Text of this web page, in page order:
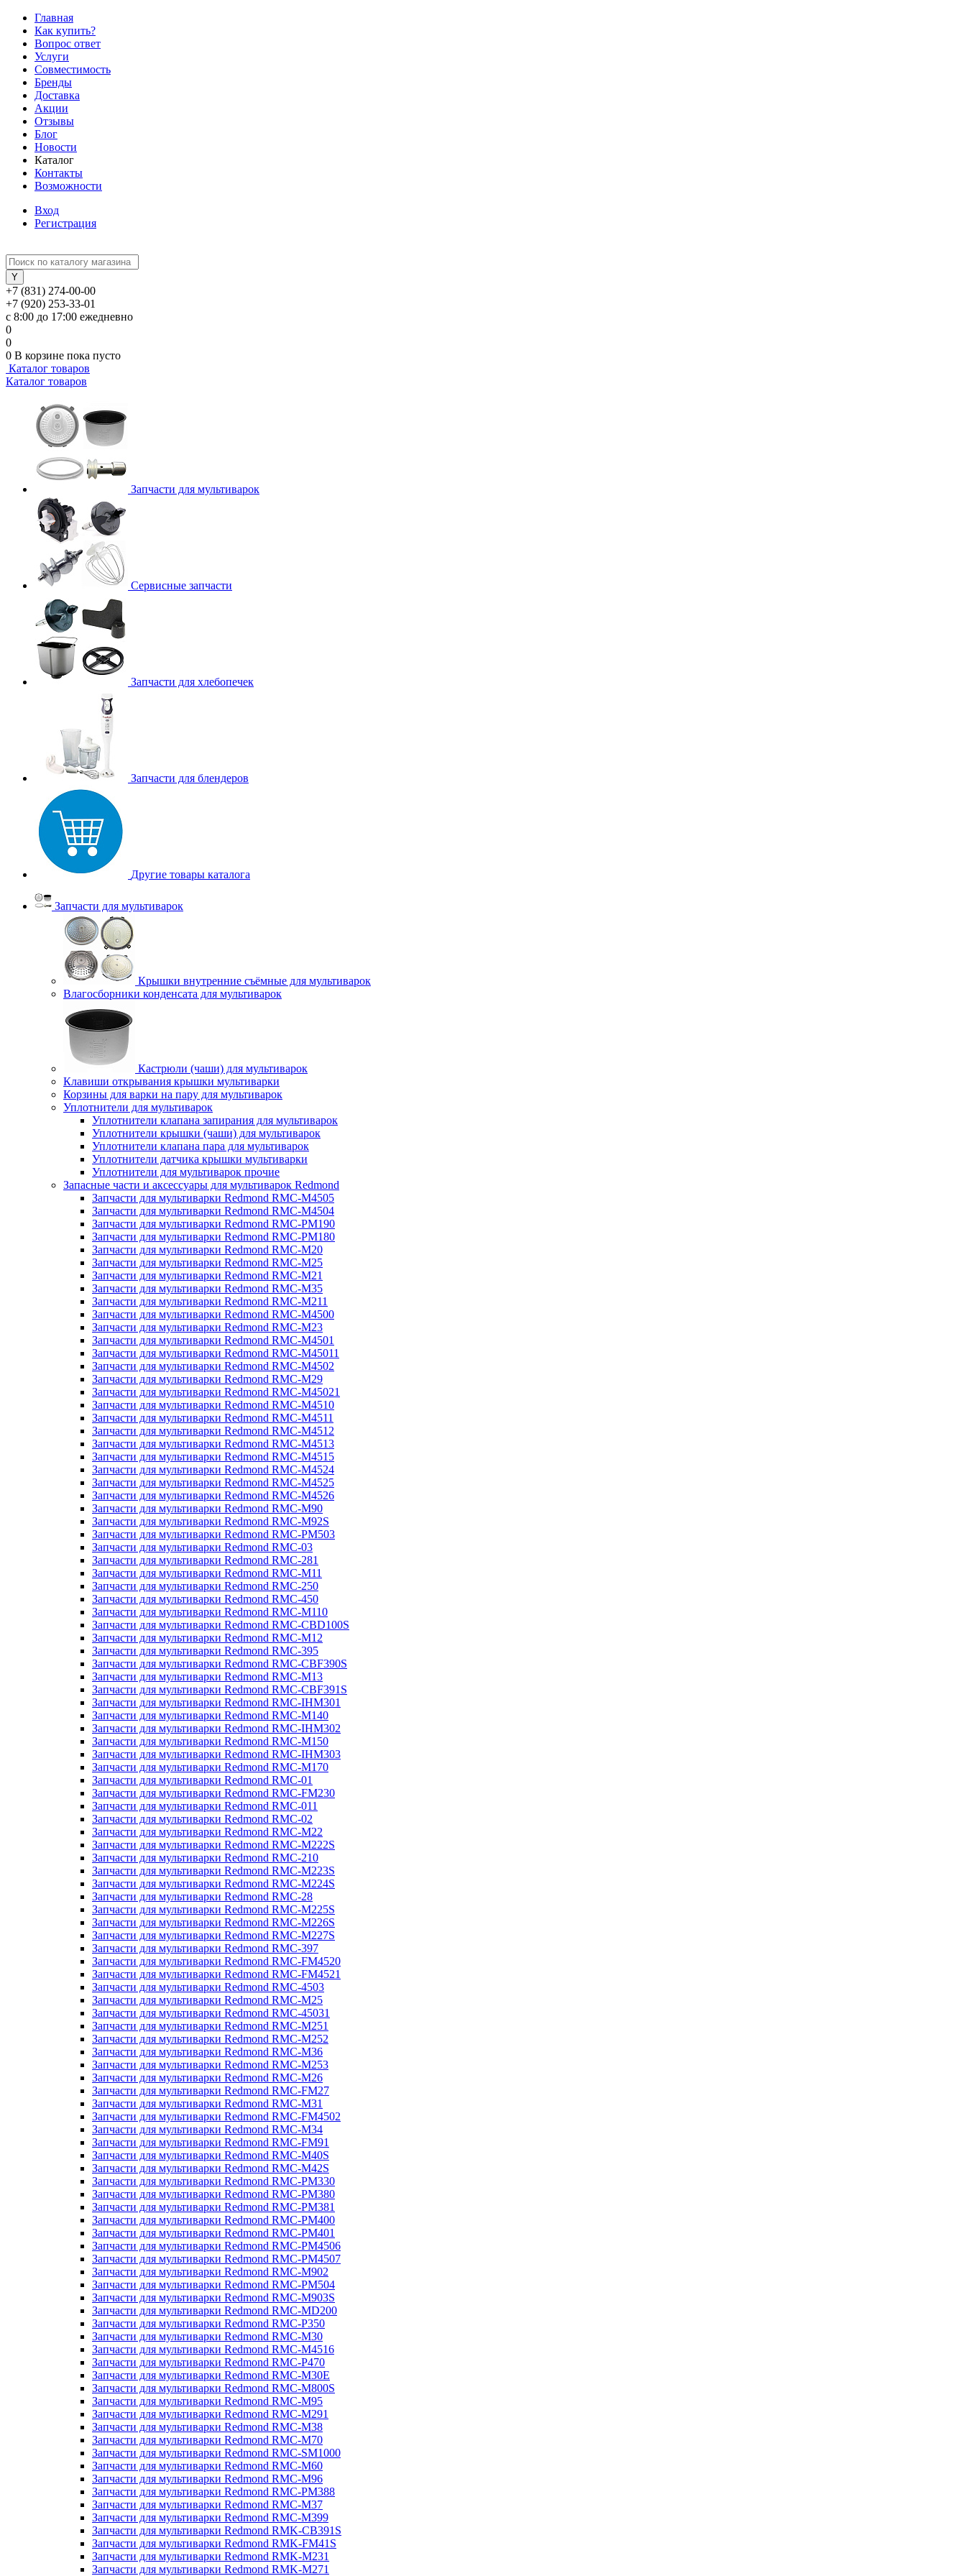
Главная
Как купить?
Вопрос ответ
Услуги
Совместимость
Бренды
Доставка
Акции
Отзывы
Блог
Новости
Каталог
Контакты
Возможности
Вход
Регистрация
+7 (831) 274-00-00
+7 (920) 253-33-01
с 8:00 до 17:00 ежедневно
0
0
0 В корзине пока пусто
Каталог товаров
Каталог товаров
Запчасти для мультиварок
Сервисные запчасти
Запчасти для хлебопечек
Запчасти для блендеров
Другие товары каталога
Запчасти для мультиварок
Крышки внутренние съёмные для мультиварок
Влагосборники конденсата для мультиварок
Кастрюли (чаши) для мультиварок
Клавиши открывания крышки мультиварки
Корзины для варки на пару для мультиварок
Уплотнители для мультиварок
Уплотнители клапана запирания для мультиварок
Уплотнители крышки (чаши) для мультиварок
Уплотнители клапана пара для мультиварок
Уплотнители датчика крышки мультиварки
Уплотнители для мультиварок прочие
Запасные части и аксессуары для мультиварок Redmond
Запчасти для мультиварки Redmond RMC-M4505
Запчасти для мультиварки Redmond RMC-M4504
Запчасти для мультиварки Redmond RMC-PM190
Запчасти для мультиварки Redmond RMC-PM180
Запчасти для мультиварки Redmond RMC-M20
Запчасти для мультиварки Redmond RMC-M25
Запчасти для мультиварки Redmond RMC-M21
Запчасти для мультиварки Redmond RMC-M35
Запчасти для мультиварки Redmond RMC-M211
Запчасти для мультиварки Redmond RMC-M4500
Запчасти для мультиварки Redmond RMC-M23
Запчасти для мультиварки Redmond RMC-M4501
Запчасти для мультиварки Redmond RMC-M45011
Запчасти для мультиварки Redmond RMC-M4502
Запчасти для мультиварки Redmond RMC-M29
Запчасти для мультиварки Redmond RMC-M45021
Запчасти для мультиварки Redmond RMC-M4510
Запчасти для мультиварки Redmond RMC-M4511
Запчасти для мультиварки Redmond RMC-M4512
Запчасти для мультиварки Redmond RMC-M4513
Запчасти для мультиварки Redmond RMC-M4515
Запчасти для мультиварки Redmond RMC-M4524
Запчасти для мультиварки Redmond RMC-M4525
Запчасти для мультиварки Redmond RMC-M4526
Запчасти для мультиварки Redmond RMC-M90
Запчасти для мультиварки Redmond RMC-M92S
Запчасти для мультиварки Redmond RMC-PM503
Запчасти для мультиварки Redmond RMC-03
Запчасти для мультиварки Redmond RMC-281
Запчасти для мультиварки Redmond RMC-M11
Запчасти для мультиварки Redmond RMC-250
Запчасти для мультиварки Redmond RMC-450
Запчасти для мультиварки Redmond RMC-M110
Запчасти для мультиварки Redmond RMC-CBD100S
Запчасти для мультиварки Redmond RMC-M12
Запчасти для мультиварки Redmond RMC-395
Запчасти для мультиварки Redmond RMC-CBF390S
Запчасти для мультиварки Redmond RMC-M13
Запчасти для мультиварки Redmond RMC-CBF391S
Запчасти для мультиварки Redmond RMC-IHM301
Запчасти для мультиварки Redmond RMC-M140
Запчасти для мультиварки Redmond RMC-IHM302
Запчасти для мультиварки Redmond RMC-M150
Запчасти для мультиварки Redmond RMC-IHM303
Запчасти для мультиварки Redmond RMC-M170
Запчасти для мультиварки Redmond RMC-01
Запчасти для мультиварки Redmond RMC-FM230
Запчасти для мультиварки Redmond RMC-011
Запчасти для мультиварки Redmond RMC-02
Запчасти для мультиварки Redmond RMC-M22
Запчасти для мультиварки Redmond RMC-M222S
Запчасти для мультиварки Redmond RMC-210
Запчасти для мультиварки Redmond RMC-M223S
Запчасти для мультиварки Redmond RMC-M224S
Запчасти для мультиварки Redmond RMC-28
Запчасти для мультиварки Redmond RMC-M225S
Запчасти для мультиварки Redmond RMC-M226S
Запчасти для мультиварки Redmond RMC-M227S
Запчасти для мультиварки Redmond RMC-397
Запчасти для мультиварки Redmond RMC-FM4520
Запчасти для мультиварки Redmond RMC-FM4521
Запчасти для мультиварки Redmond RMC-4503
Запчасти для мультиварки Redmond RMC-M25
Запчасти для мультиварки Redmond RMC-45031
Запчасти для мультиварки Redmond RMC-M251
Запчасти для мультиварки Redmond RMC-M252
Запчасти для мультиварки Redmond RMC-M36
Запчасти для мультиварки Redmond RMC-M253
Запчасти для мультиварки Redmond RMC-M26
Запчасти для мультиварки Redmond RMC-FM27
Запчасти для мультиварки Redmond RMC-M31
Запчасти для мультиварки Redmond RMC-FM4502
Запчасти для мультиварки Redmond RMC-M34
Запчасти для мультиварки Redmond RMC-FM91
Запчасти для мультиварки Redmond RMC-M40S
Запчасти для мультиварки Redmond RMC-M42S
Запчасти для мультиварки Redmond RMC-PM330
Запчасти для мультиварки Redmond RMC-PM380
Запчасти для мультиварки Redmond RMC-PM381
Запчасти для мультиварки Redmond RMC-PM400
Запчасти для мультиварки Redmond RMC-PM401
Запчасти для мультиварки Redmond RMC-PM4506
Запчасти для мультиварки Redmond RMC-PM4507
Запчасти для мультиварки Redmond RMC-M902
Запчасти для мультиварки Redmond RMC-PM504
Запчасти для мультиварки Redmond RMC-M903S
Запчасти для мультиварки Redmond RMC-MD200
Запчасти для мультиварки Redmond RMC-P350
Запчасти для мультиварки Redmond RMC-M30
Запчасти для мультиварки Redmond RMC-M4516
Запчасти для мультиварки Redmond RMC-P470
Запчасти для мультиварки Redmond RMC-M30E
Запчасти для мультиварки Redmond RMC-M800S
Запчасти для мультиварки Redmond RMC-M95
Запчасти для мультиварки Redmond RMC-M291
Запчасти для мультиварки Redmond RMC-M38
Запчасти для мультиварки Redmond RMC-M70
Запчасти для мультиварки Redmond RMC-SM1000
Запчасти для мультиварки Redmond RMC-M60
Запчасти для мультиварки Redmond RMC-M96
Запчасти для мультиварки Redmond RMC-PM388
Запчасти для мультиварки Redmond RMC-M37
Запчасти для мультиварки Redmond RMC-M399
Запчасти для мультиварки Redmond RMK-CB391S
Запчасти для мультиварки Redmond RMK-FM41S
Запчасти для мультиварки Redmond RMK-M231
Запчасти для мультиварки Redmond RMK-M271